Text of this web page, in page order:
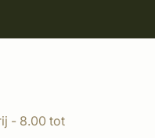
- 8.00 tot